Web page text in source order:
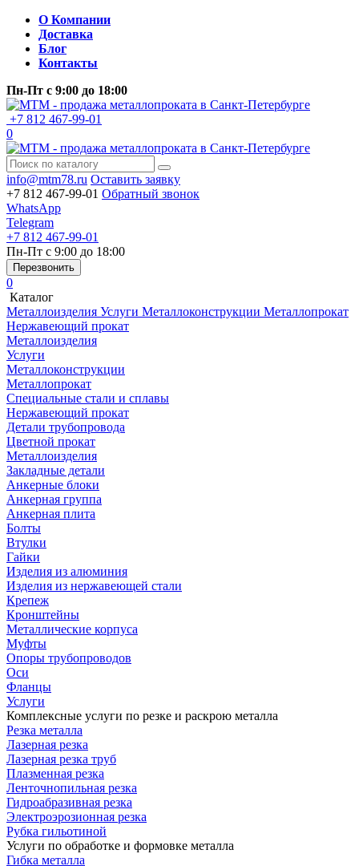
О Компании
Доставка
Блог
Контакты
Пн-Пт с 9:00 до 18:00
+7 812 467-99-01
0
info@mtm78.ru Оставить заявку
+7 812 467-99-01 Обратный звонок
WhatsApp
Telegram
+7 812 467-99-01
Пн-Пт с 9:00 до 18:00
Перезвонить
0
Каталог
Металлоизделия Услуги Металлоконструкции Металлопрокат
Нержавеющий прокат
Металлоизделия
Услуги
Металлоконструкции
Металлопрокат
Специальные стали и сплавы
Нержавеющий прокат
Детали трубопровода
Цветной прокат
Металлоизделия
Закладные детали
Анкерные блоки
Анкерная группа
Анкерная плита
Болты
Втулки
Гайки
Изделия из алюминия
Изделия из нержавеющей стали
Крепеж
Кронштейны
Металлические корпуса
Муфты
Опоры трубопроводов
Оси
Фланцы
Услуги
Комплексные услуги по резке и раскрою металла
Резка металла
Лазерная резка
Лазерная резка труб
Плазменная резка
Ленточнопильная резка
Гидроабразивная резка
Электроэрозионная резка
Рубка гильотиной
Услуги по обработке и формовке металла
Гибка металла